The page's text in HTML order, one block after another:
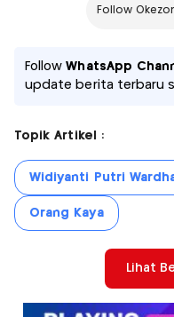
Follow
FollowWhatsApp
update berita terbaru
Topik Artikel :
Widiyanti Putri
Orang Kaya
Lihat